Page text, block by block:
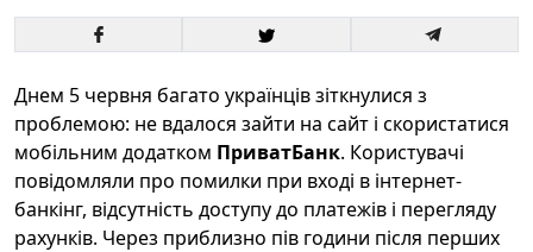
Днем 5 червня багато українців зіткнулися з
проблемою: не вдалося зайти на сайт і скористатися
мобільним додатком ПриватБанк. Користувачі
повідомляли про помилки при вході в інтернет-
банкінг, відсутність доступу до платежів і перегляду
рахунків. Через приблизно пів години після перших